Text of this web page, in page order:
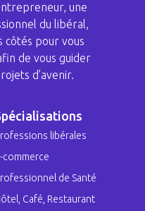
une
du libéral,
côtés pour vous
de vous guider
d’avenir.
libérales
commerce
de Santé
Café, Restaurant